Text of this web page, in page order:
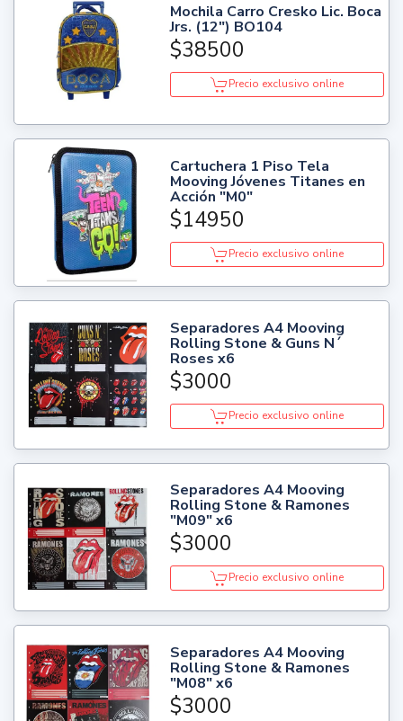
Mochila Carro Cresko Lic. Boca
Jrs. (12") BO104
$38500
Precio exclusivo online
Cartuchera 1 Piso Tela
Mooving Jóvenes Titanes en
Acción "M0"
$14950
Precio exclusivo online
Separadores A4 Mooving
Rolling Stone & Guns N´
Roses x6
$3000
Precio exclusivo online
Separadores A4 Mooving
Rolling Stone & Ramones
"M09" x6
$3000
Precio exclusivo online
Separadores A4 Mooving
Rolling Stone & Ramones
"M08" x6
$3000